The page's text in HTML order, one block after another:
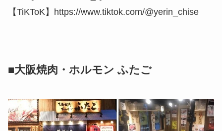
【TiKToK】https://www.tiktok.com/@yerin_chise
■大阪焼肉・ホルモン ふたご